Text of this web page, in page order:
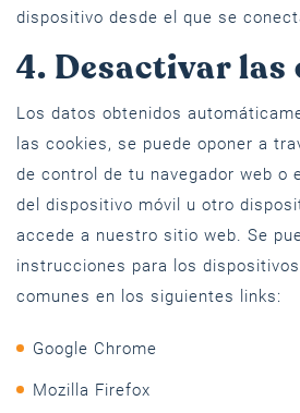
dispositivo desde el que se
4. Desactivar las
Los datos obtenidos
las cookies, se puede oponer a
de control de tu navegador web o
del dispositivo móvil u otro
accede a nuestro sitio web. Se
instrucciones para los
comunes en los siguientes links:
Google Chrome
Mozilla Firefox